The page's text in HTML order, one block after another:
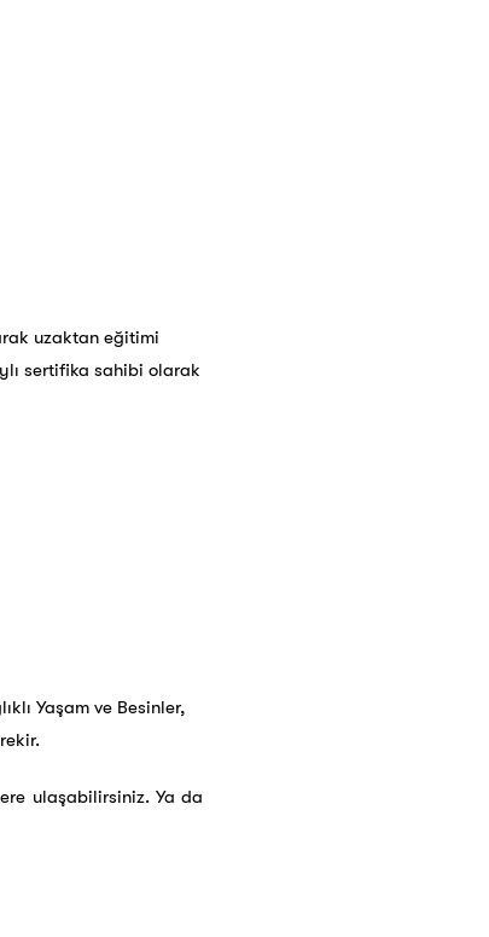
uzaktan eğitimi
sertifika sahibi olarak
Yaşam ve Besinler,
ulaşabilirsiniz. Ya da